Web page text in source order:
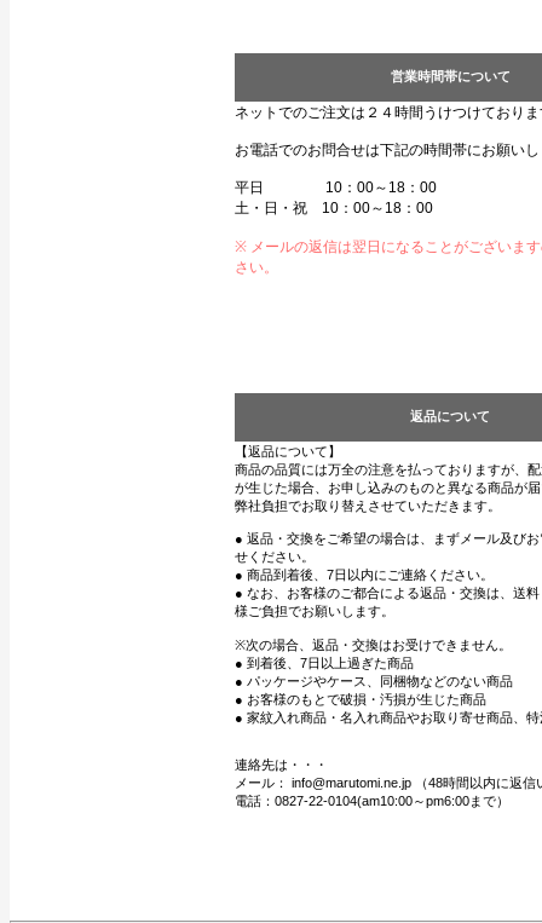
営業時間帯について
ネットでのご注文は２４時間うけつけており
お電話でのお問合せは下記の時間帯にお願い
平日 10：00～18：00
土・日・祝 10：00～18：00
※ メールの返信は翌日になることがございま
さい。
返品について
【返品について】
商品の品質には万全の注意を払っておりますが、
が生じた場合、お申し込みのものと異なる商品が
弊社負担でお取り替えさせていただきます。
● 返品・交換をご希望の場合は、まずメール及び
せください。
● 商品到着後、7日以内にご連絡ください。
● なお、お客様のご都合による返品・交換は、送
様ご負担でお願いします。
※次の場合、返品・交換はお受けできません。
● 到着後、7日以上過ぎた商品
● パッケージやケース、同梱物などのない商品
● お客様のもとで破損・汚損が生じた商品
● 家紋入れ商品・名入れ商品やお取り寄せ商品、
連絡先は・・・
メール： info@marutomi.ne.jp （48時間以内に返信
電話：0827-22-0104(am10:00～pm6:00まで）